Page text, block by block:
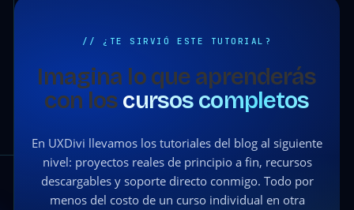
// ¿TE SIRVIÓ ESTE TUTORIAL?
Imagina lo que aprenderás
con los cursos completos
En UXDivi llevamos los tutoriales del blog al siguiente
nivel: proyectos reales de principio a fin, recursos
descargables y soporte directo conmigo. Todo por
menos del costo de un curso individual en otra